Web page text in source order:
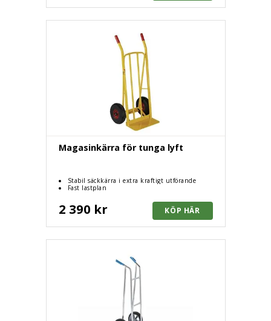
Magasinkärra för tunga lyft
Stabil säckkärra i extra kraftigt utförande
Fast lastplan
2 390 kr